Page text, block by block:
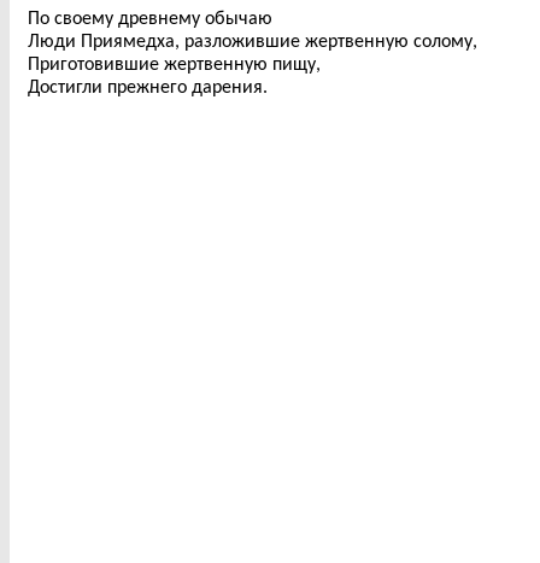
По своему древнему обычаю
Люди Приямедха, разложившие жертвенную солому,
Приготовившие жертвенную пищу,
Достигли прежнего дарения.